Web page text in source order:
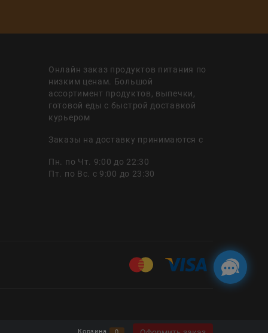
Онлайн заказ продуктов питания по
низким ценам. Большой
ассортимент продуктов, выпечки,
готовой еды с быстрой доставкой
курьером
Заказы на доставку принимаются с
Пн. по Чт. 9:00 до 22:30
Пт. по Вс. с 9:00 до 23:30